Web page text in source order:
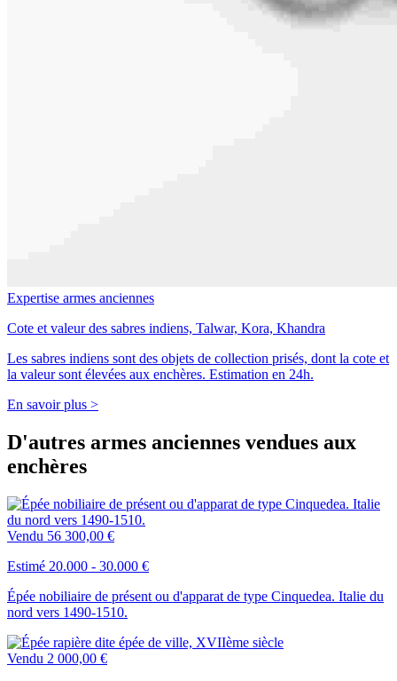
Expertise armes anciennes
Cote et valeur des sabres indiens, Talwar, Kora, Khandra
Les sabres indiens sont des objets de collection prisés, dont la cote et
la valeur sont élevées aux enchères. Estimation en 24h.
En savoir plus >
D'autres armes anciennes vendues aux
enchères
Vendu 56 300,00 €
Estimé 20.000 - 30.000 €
Épée nobiliaire de présent ou d'apparat de type Cinquedea. Italie du
nord vers 1490-1510.
Vendu 2 000,00 €